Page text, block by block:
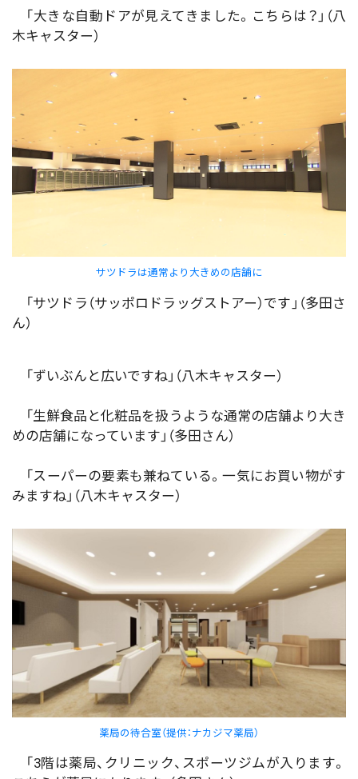
「大きな自動ドアが見えてきました。こちらは？」（八
木キャスター）
サツドラは通常より大きめの店舗に
「サツドラ（サッポロドラッグストアー）です」（多田さ
ん）
「ずいぶんと広いですね」（八木キャスター）
「生鮮食品と化粧品を扱うような通常の店舗より大き
めの店舗になっています」（多田さん）
「スーパーの要素も兼ねている。一気にお買い物がす
みますね」（八木キャスター）
薬局の待合室（提供：ナカジマ薬局）
「3階は薬局、クリニック、スポーツジムが入ります。